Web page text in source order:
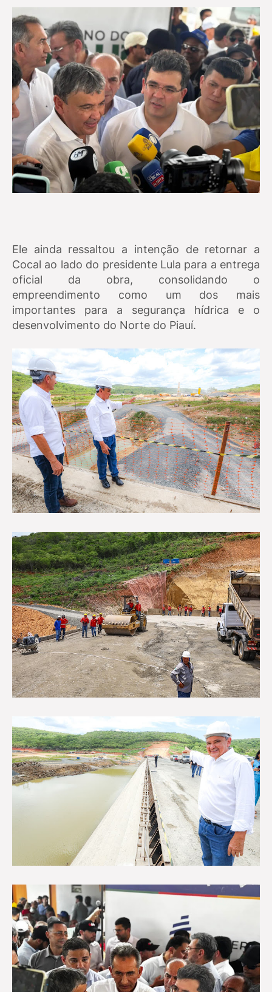
Ele ainda ressaltou a intenção de retornar a
Cocal ao lado do presidente Lula para a entrega
oficial da obra, consolidando o
empreendimento como um dos mais
importantes para a segurança hídrica e o
desenvolvimento do Norte do Piauí.